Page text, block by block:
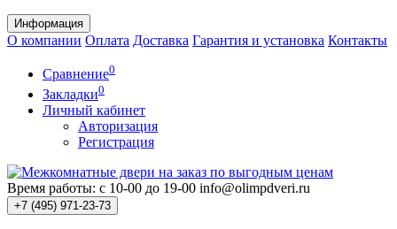
Информация
О компании Оплата Доставка Гарантия и установка Контакты
Сравнение0
Закладки0
Личный кабинет
Авторизация
Регистрация
Время работы: с 10-00 до 19-00 info@olimpdveri.ru
+7 (495) 971-23-73